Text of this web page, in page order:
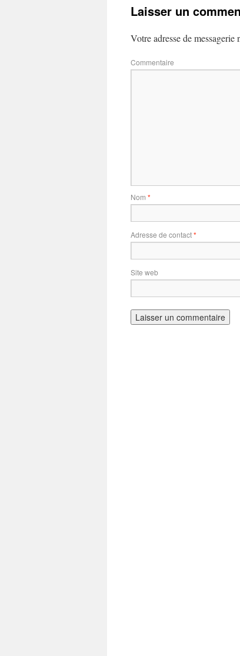
Laisser un
Votre adresse de messagerie
Commentaire
Nom *
Adresse de contact*
Site web